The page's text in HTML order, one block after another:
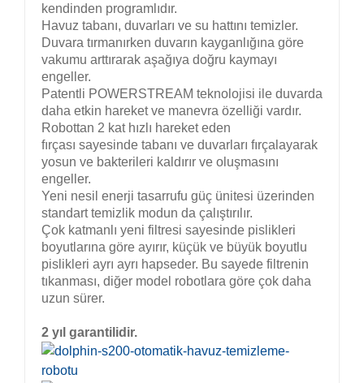
kendinden programlıdır.
Havuz tabanı, duvarları ve su hattını temizler.
Duvara tırmanırken duvarın kayganlığına göre
vakumu arttırarak aşağıya doğru kaymayı
engeller.
Patentli POWERSTREAM teknolojisi ile duvarda
daha etkin hareket ve manevra özelliği vardır.
Robottan 2 kat hızlı hareket eden
fırçası sayesinde tabanı ve duvarları fırçalayarak
yosun ve bakterileri kaldırır ve oluşmasını
engeller.
Yeni nesil enerji tasarrufu güç ünitesi üzerinden
standart temizlik modun da çalıştırılır.
Çok katmanlı yeni filtresi sayesinde pislikleri
boyutlarına göre ayırır, küçük ve büyük boyutlu
pislikleri ayrı ayrı hapseder. Bu sayede filtrenin
tıkanması, diğer model robotlara göre çok daha
uzun sürer.
2 yıl garantilidir.